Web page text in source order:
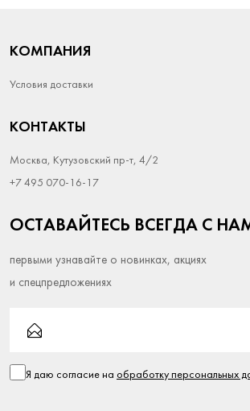
КОМПАНИЯ
Условия доставки
КОНТАКТЫ
Москва, Кутузовский пр-т, 4/2
+7 495 070-16-17
ОСТАВАЙТЕСЬ ВСЕГДА С
первыми узнавайте о новинках, акциях
и спецпредложениях
Я даю согласие на обработку персональных